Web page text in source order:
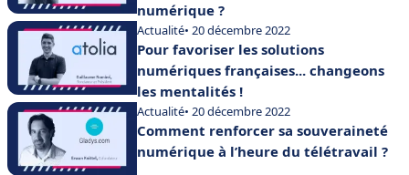
numérique ?
Actualité• 20 décembre 2022
Pour favoriser les solutions
numériques françaises... changeons
les mentalités !
Actualité• 20 décembre 2022
Comment renforcer sa souveraineté
numérique à l’heure du télétravail ?